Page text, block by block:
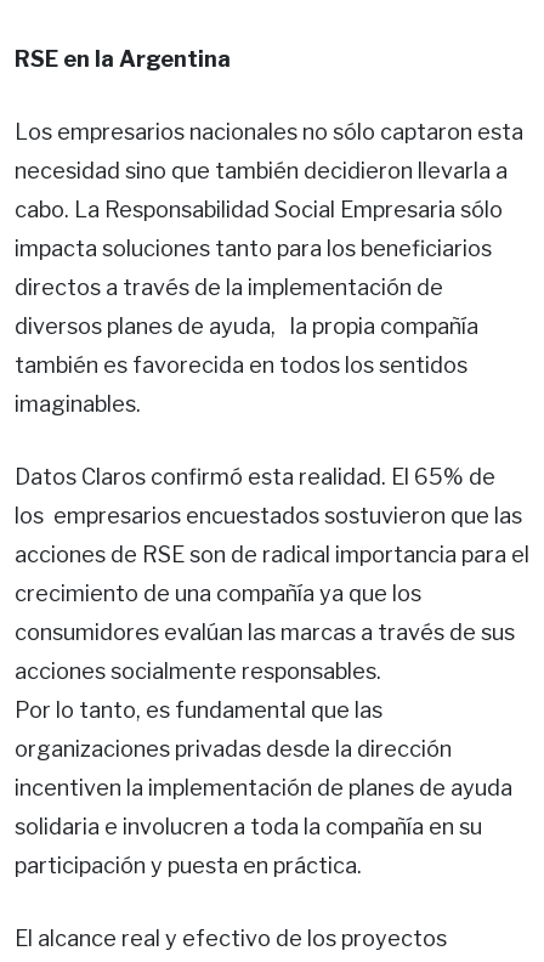
RSE en la Argentina
Los empresarios nacionales no sólo captaron esta
necesidad sino que también decidieron llevarla a
cabo. La Responsabilidad Social Empresaria sólo
impacta soluciones tanto para los beneficiarios
directos a través de la implementación de
diversos planes de ayuda, la propia compañía
también es favorecida en todos los sentidos
imaginables.
Datos Claros confirmó esta realidad. El 65% de
los empresarios encuestados sostuvieron que las
acciones de RSE son de radical importancia para el
crecimiento de una compañía ya que los
consumidores evalúan las marcas a través de sus
acciones socialmente responsables.
Por lo tanto, es fundamental que las
organizaciones privadas desde la dirección
incentiven la implementación de planes de ayuda
solidaria e involucren a toda la compañía en su
participación y puesta en práctica.
El alcance real y efectivo de los proyectos